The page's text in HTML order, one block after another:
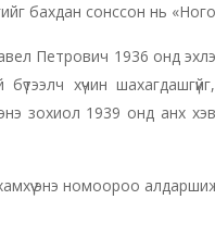
бахдан сонссон нь
Петрович 1936 онд
хүчин
энэ зохиол 1939 онд анх
энэ номоороо